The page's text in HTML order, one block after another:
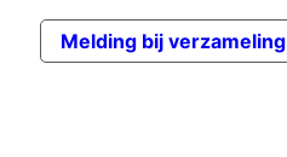
Melding bij verzameling